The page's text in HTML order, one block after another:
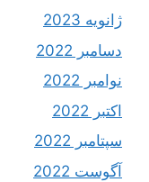
ژانویه 2023
دسامبر 2022
نوامبر 2022
اکتبر 2022
سپتامبر 2022
آگوست 2022